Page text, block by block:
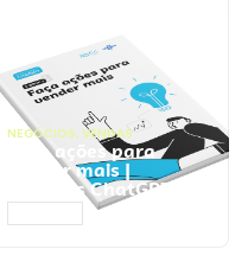
NEGÓCIOS, VENDAS
Faça ações para
vender mais |
Prompts ChatGPT